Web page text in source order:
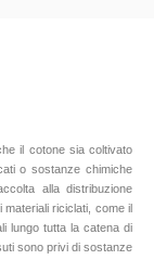
il cotone sia coltivato
o sostanze chimiche
alla distribuzione
materiali riciclati, come il
lungo tutta la catena di
sono privi di sostanze